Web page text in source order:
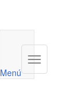
utilidades
Menú
Menú